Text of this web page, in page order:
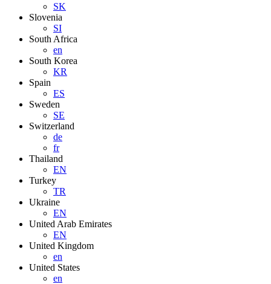
SK
Slovenia
SI
South Africa
en
South Korea
KR
Spain
ES
Sweden
SE
Switzerland
de
fr
Thailand
EN
Turkey
TR
Ukraine
EN
United Arab Emirates
EN
United Kingdom
en
United States
en